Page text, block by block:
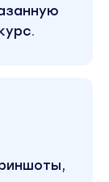
и кода